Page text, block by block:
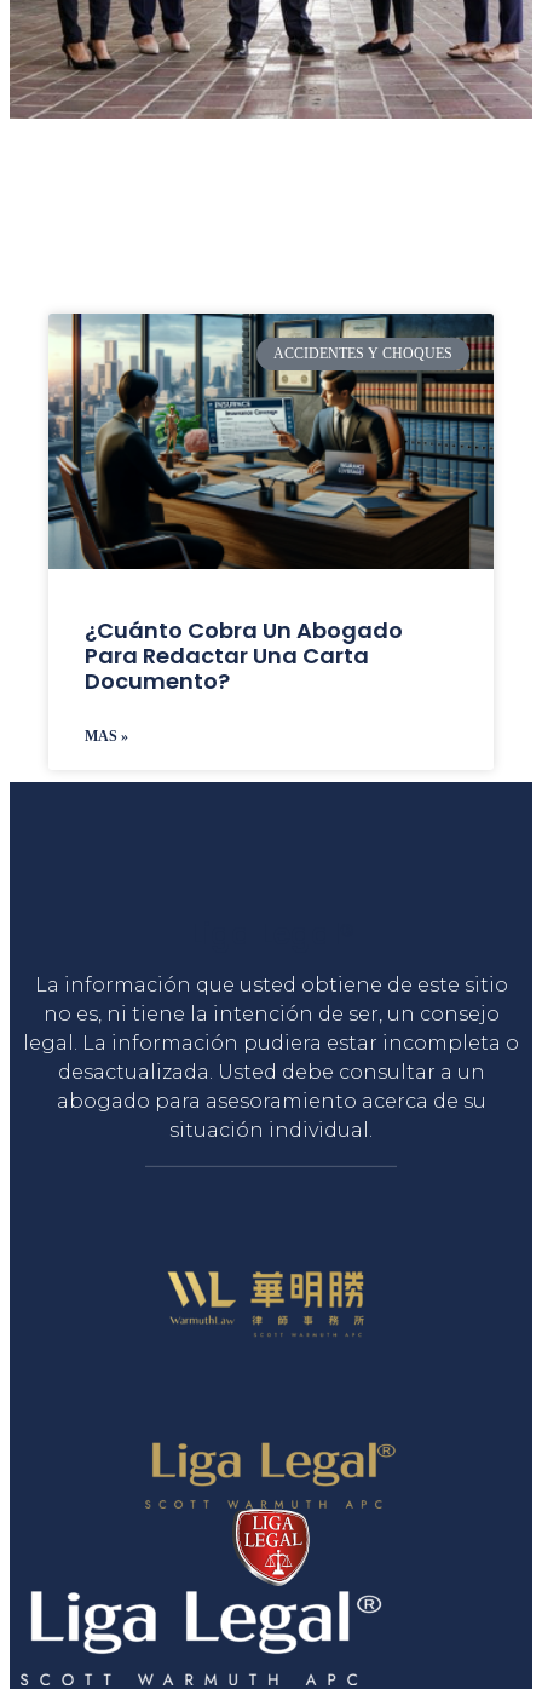
ACCIDENTES Y CHOQUES
¿Cuánto Cobra Un Abogado
Para Redactar Una Carta
Documento?
MAS »
La información que usted obtiene de este sitio
no es, ni tiene la intención de ser, un consejo
legal. La información pudiera estar incompleta o
desactualizada. Usted debe consultar a un
abogado para asesoramiento acerca de su
situación individual.